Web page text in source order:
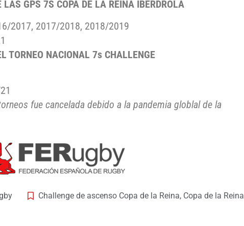
GPS 7S COPA DE LA REINA IBERDROLA
2017, 2017/2018, 2018/2019
TORNEO NACIONAL 7s CHALLENGE
fue cancelada debido a la pandemia globlal de la
Challenge de ascenso Copa de la Reina, Copa de la Reina